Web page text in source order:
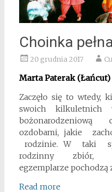
Choinka
20 grudnia 2017
Marta Paterak (Łańcut)
Zaczęło się to wtedy,
swoich kilkuletnich
bożonarodze­niową
ozdobami, jakie
rodzinie. W taki
rodzinny zbiór,
egzemplarze pochodzą
Read more